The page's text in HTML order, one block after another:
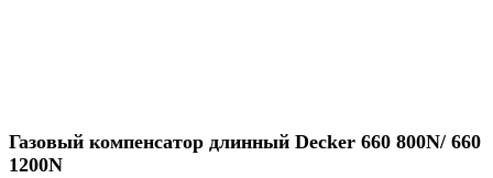
Газовый компенсатор длинный Decker 660 800N/ 660
1200N